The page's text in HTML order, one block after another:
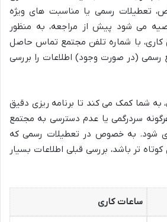
تعطیلات رسمی یا مناسبت های ویژه
می شود پیش از مراجعه، به منظور
کاری، با شماره تلفن مجتمع تماس حاصل
رسمی (در صورت وجود) اطلاعات را بررسی
به شما کمک می کند تا برنامه ریزی دقیق
سردرگمی یا عدم دسترسی به مجتمع
شود. به خصوص در تعطیلات رسمی که
تر باشد، بررسی قبلی اطلاعات بسیار
ساعات کاری